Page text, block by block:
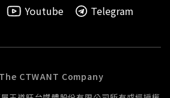
Youtube Telegram
CTWANT Company